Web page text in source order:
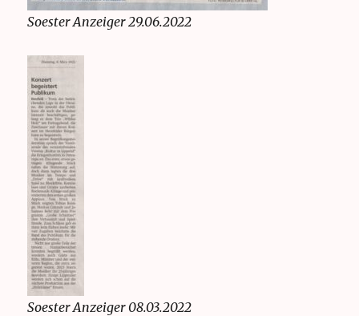
Soester Anzeiger 29.06.2022
Soester Anzeiger 08.03.2022